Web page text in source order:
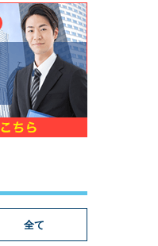
全て